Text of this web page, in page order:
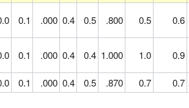
0.1 .000 0.4 0.5 .800 0.5 0.6
0.1 .000 0.4 0.4 1.000 1.0 0.9
0.1 .000 0.4 0.5 .870 0.7 0.7